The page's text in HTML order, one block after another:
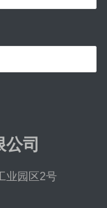
司
业园区2号